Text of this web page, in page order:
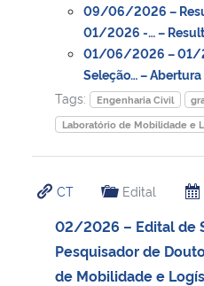
09/06/2026 –
01/2026 -… –
01/06/2026 – 01/
Seleção… – Abertura
Tags:
Engenharia Civil
Laboratório de Mobilidade e
CT Edital
02/2026 – Edital de
Pesquisador de
de Mobilidade e